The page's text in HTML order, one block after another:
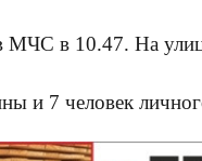
МЧС в 10.47. На
и 7 человек